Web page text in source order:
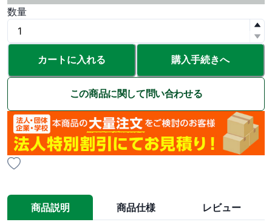
数量
カートに入れる 購入手続きへ
この商品に関して問い合わせる
商品説明 商品仕様 レビュー